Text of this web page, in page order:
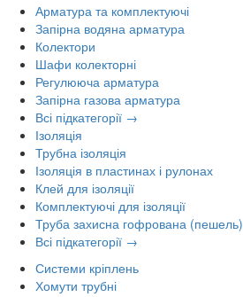
Арматура та комплектуючі
Запірна водяна арматура
Колектори
Шафи колекторні
Регулююча арматура
Запірна газова арматура
Всі підкатегорії →
Ізоляція
Трубна ізоляція
Ізоляція в пластинах і рулонах
Клей для ізоляції
Комплектуючі для ізоляції
Труба захисна гофрована (пешель)
Всі підкатегорії →
Системи кріплень
Хомути трубні